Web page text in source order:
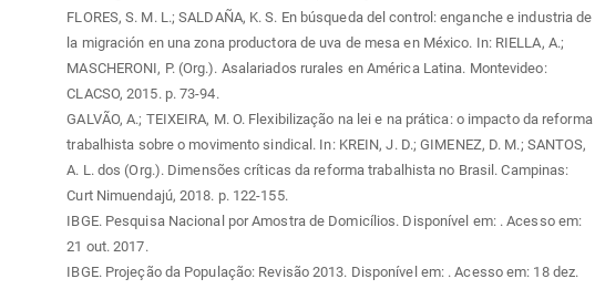
FLORES, S. M. L.; SALDAÑA, K. S. En búsqueda del control: enganche e industria de
la migración en una zona productora de uva de mesa en México. In: RIELLA, A.;
MASCHERONI, P. (Org.). Asalariados rurales en América Latina. Montevideo:
CLACSO, 2015. p. 73-94.
GALVÃO, A.; TEIXEIRA, M. O. Flexibilização na lei e na prática: o impacto da reforma
trabalhista sobre o movimento sindical. In: KREIN, J. D.; GIMENEZ, D. M.; SANTOS,
A. L. dos (Org.). Dimensões críticas da reforma trabalhista no Brasil. Campinas:
Curt Nimuendajú, 2018. p. 122-155.
IBGE. Pesquisa Nacional por Amostra de Domicílios. Disponível em: . Acesso em:
21 out. 2017.
IBGE. Projeção da População: Revisão 2013. Disponível em: . Acesso em: 18 dez.